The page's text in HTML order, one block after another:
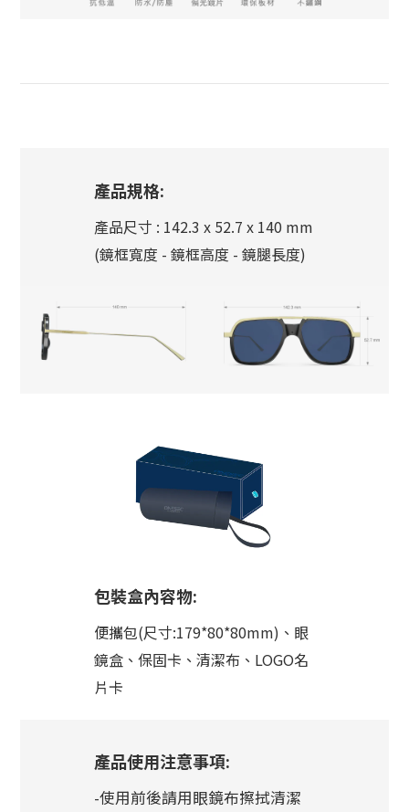
產品規格:
產品尺寸 : 142.3 x 52.7 x 140 mm
(鏡框寬度 - 鏡框高度 - 鏡腿長度)
包裝盒內容物:
便攜包(尺寸:179*80*80mm)、眼
鏡盒、保固卡、清潔布、LOGO名
片卡
產品使用注意事項:
-使用前後請用眼鏡布擦拭清潔